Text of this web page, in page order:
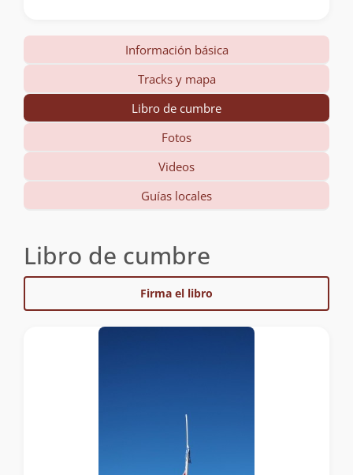
Información básica
Tracks y mapa
Libro de cumbre
Fotos
Videos
Guías locales
Libro de cumbre
Firma el libro